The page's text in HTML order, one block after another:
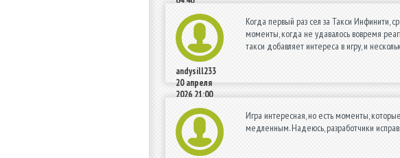
andysill233
20 апреля
2026 21:00
Когда первый раз сел за Такси Инфинити,
моменты, когда не удавалось вовремя
такси добавляет интереса в игру, и
Игра интересная, но есть моменты,
медленным. Надеюсь, разработчики